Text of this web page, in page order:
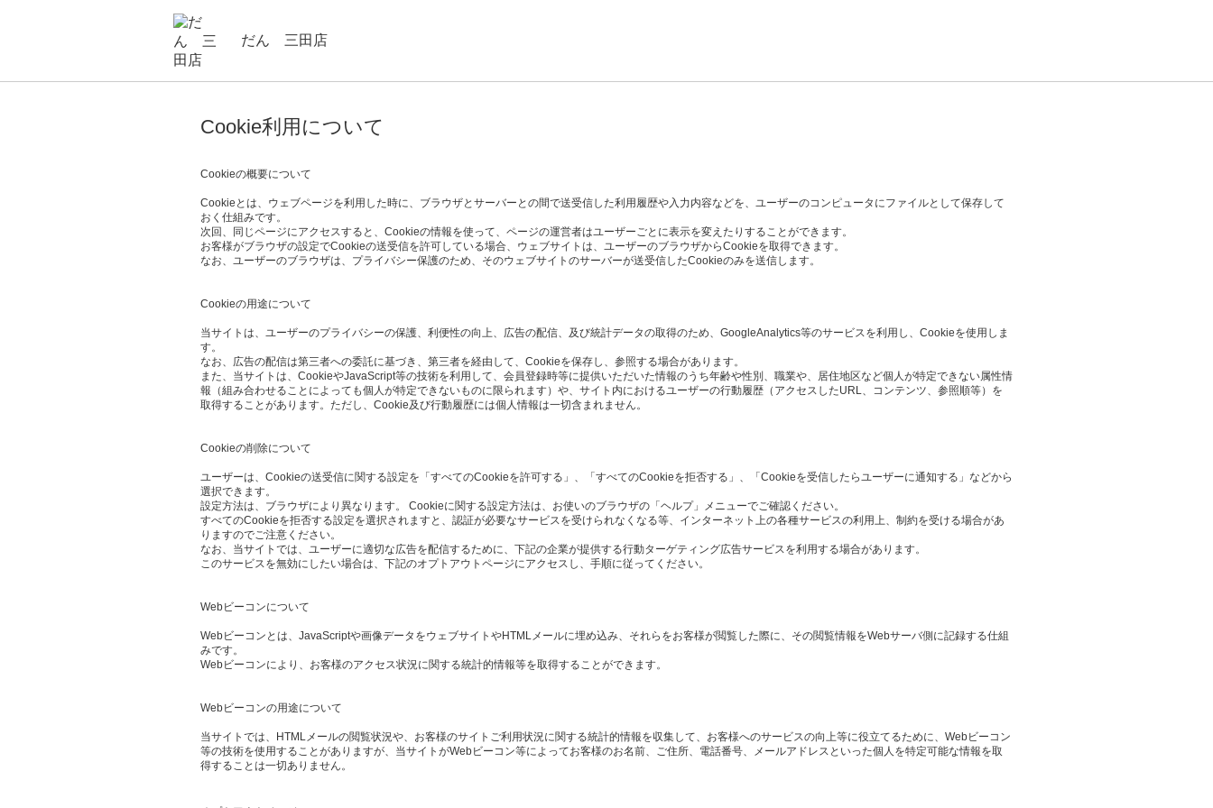
だん 三田店
Cookie利用について
Cookieの概要について
Cookieとは、ウェブページを利用した時に、ブラウザとサーバーとの間で送受信した利用履歴や入力内容などを、ユーザーのコンピュータにファイルとして保存して
おく仕組みです。
次回、同じページにアクセスすると、Cookieの情報を使って、ページの運営者はユーザーごとに表示を変えたりすることができます。
お客様がブラウザの設定でCookieの送受信を許可している場合、ウェブサイトは、ユーザーのブラウザからCookieを取得できます。
なお、ユーザーのブラウザは、プライバシー保護のため、そのウェブサイトのサーバーが送受信したCookieのみを送信します。
Cookieの用途について
当サイトは、ユーザーのプライバシーの保護、利便性の向上、広告の配信、及び統計データの取得のため、GoogleAnalytics等のサービスを利用し、Cookieを使用しま
す。
なお、広告の配信は第三者への委託に基づき、第三者を経由して、Cookieを保存し、参照する場合があります。
また、当サイトは、CookieやJavaScript等の技術を利用して、会員登録時等に提供いただいた情報のうち年齢や性別、職業や、居住地区など個人が特定できない属性情
報（組み合わせることによっても個人が特定できないものに限られます）や、サイト内におけるユーザーの行動履歴（アクセスしたURL、コンテンツ、参照順等）を
取得することがあります。ただし、Cookie及び行動履歴には個人情報は一切含まれません。
Cookieの削除について
ユーザーは、Cookieの送受信に関する設定を「すべてのCookieを許可する」、「すべてのCookieを拒否する」、「Cookieを受信したらユーザーに通知する」などから
選択できます。
設定方法は、ブラウザにより異なります。 Cookieに関する設定方法は、お使いのブラウザの「ヘルプ」メニューでご確認ください。
すべてのCookieを拒否する設定を選択されますと、認証が必要なサービスを受けられなくなる等、インターネット上の各種サービスの利用上、制約を受ける場合があ
りますのでご注意ください。
なお、当サイトでは、ユーザーに適切な広告を配信するために、下記の企業が提供する行動ターゲティング広告サービスを利用する場合があります。
このサービスを無効にしたい場合は、下記のオプトアウトページにアクセスし、手順に従ってください。
Webビーコンについて
Webビーコンとは、JavaScriptや画像データをウェブサイトやHTMLメールに埋め込み、それらをお客様が閲覧した際に、その閲覧情報をWebサーバ側に記録する仕組
みです。
Webビーコンにより、お客様のアクセス状況に関する統計的情報等を取得することができます。
Webビーコンの用途について
当サイトでは、HTMLメールの閲覧状況や、お客様のサイトご利用状況に関する統計的情報を収集して、お客様へのサービスの向上等に役立てるために、Webビーコン
等の技術を使用することがありますが、当サイトがWebビーコン等によってお客様のお名前、ご住所、電話番号、メールアドレスといった個人を特定可能な情報を取
得することは一切ありません。